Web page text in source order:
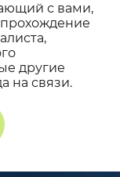
с вами,
другие
на связи.